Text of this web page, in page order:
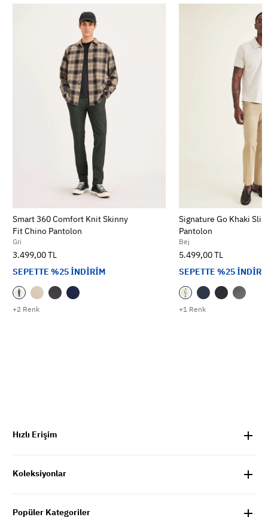
+2 Renk
Smart 360 Comfort Knit Skinny
Fit Chino Pantolon
Gri
3.499,00 TL
SEPETTE %25 İNDİRİM
+1 Renk
Signature Go Khaki
Pantolon
Bej
5.499,00 TL
SEPETTE %25
Hızlı Erişim
Koleksiyonlar
Popüler Kategoriler